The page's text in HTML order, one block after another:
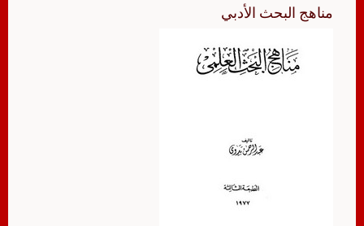
مناهج البحث الأدبي